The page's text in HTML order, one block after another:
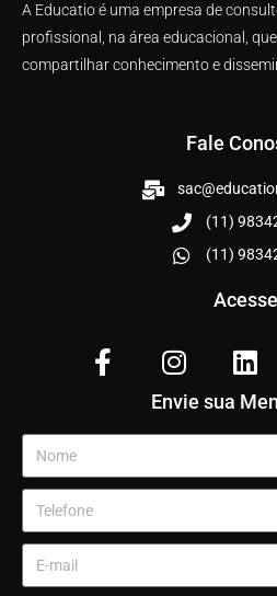
A Educatio é uma empresa de
profissional, na área educacional,
compartilhar conhecimento e
Fale
(11)
(11)
Acesse
Envie sua